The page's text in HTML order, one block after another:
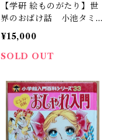
【学研 絵ものがたり】世
界のおばけ話 小池タミ子
（1984年）
¥15,000
SOLD OUT